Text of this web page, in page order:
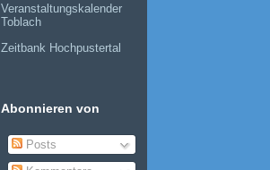
Veranstaltungskalender
Toblach
Zeitbank Hochpustertal
Abonnieren von
Posts